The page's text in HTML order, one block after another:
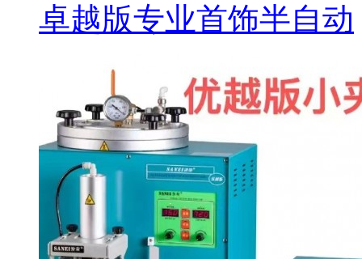
卓越版专业首饰半自动